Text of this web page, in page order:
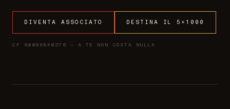
DIVENTA ASSOCIATO DESTINA IL 5×1000
CF 90098840276 — A TE NON COSTA NULLA